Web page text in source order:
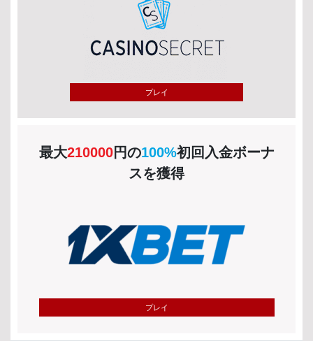
プレイ
最大210000円の100%初回入金ボーナ
スを獲得
プレイ